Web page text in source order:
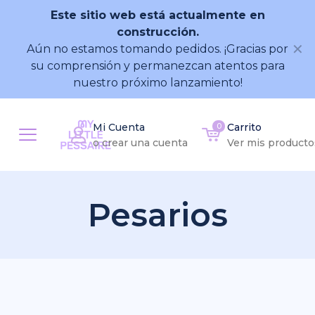
Este sitio web está actualmente en
construcción.
Aún no estamos tomando pedidos. ¡Gracias por
su comprensión y permanezcan atentos para
nuestro próximo lanzamiento!
✕
Mi Cuenta
o crear una cuenta
0
Carrito
Ver mis
Pesarios